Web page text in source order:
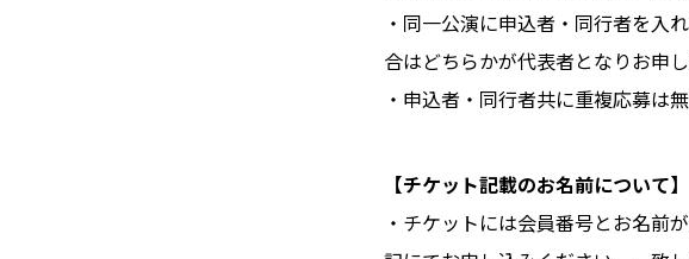
・同一公演に申込者・同行者を入
合はどちらかが代表者となりお申し
・申込者・同行者共に重複応募は
【チケット記載のお名前について】
・チケットには会員番号とお名前